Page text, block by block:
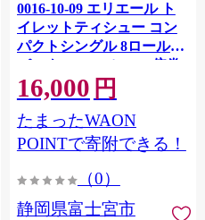
0016-10-09 エリエール ト
イレットティシュー コン
パクトシングル 8ロール×8
パック 64ロール 1.5倍巻
82.5m トイレットペーパー
シングル パルプ100％ 香り
つき 日用品 消耗品 備蓄
16,000 円
たまったWAON
POINTで寄附できる！
（0）
静岡県富士宮市